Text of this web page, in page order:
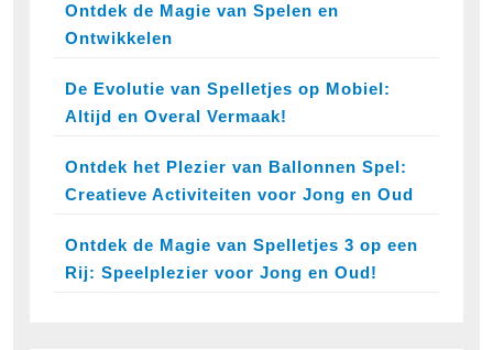
Ontdek de Magie van Spelen en
Ontwikkelen
De Evolutie van Spelletjes op Mobiel:
Altijd en Overal Vermaak!
Ontdek het Plezier van Ballonnen Spel:
Creatieve Activiteiten voor Jong en Oud
Ontdek de Magie van Spelletjes 3 op een
Rij: Speelplezier voor Jong en Oud!